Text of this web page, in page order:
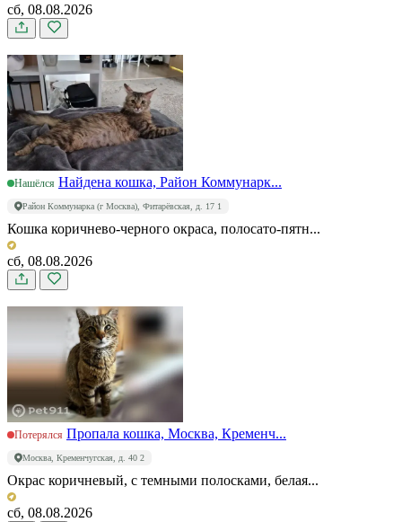
сб, 08.08.2026
Нашёлся Найдена кошка, Район Коммунарк...
Район Коммунарка (г Москва), Фитарёвская, д. 17 1
Кошка коричнево-черного окраса, полосато-пятн...
сб, 08.08.2026
Потерялся Пропала кошка, Москва, Кременч...
Москва, Кременчугская, д. 40 2
Окрас коричневый, с темными полосками, белая...
сб, 08.08.2026